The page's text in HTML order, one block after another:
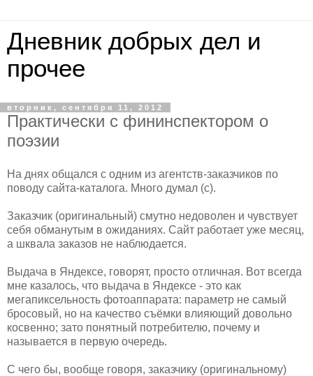
Дневник добрых дел и
прочее
вторник, сентября 11, 2012
Практически с фининспектором о
поэзии
На днях общался с одним из агентств-заказчиков по
поводу сайта-каталога. Много думал (с).
Заказчик (оригинальный) смутно недоволен и чувствует
себя обманутым в ожиданиях. Сайт работает уже месяц,
а шквала заказов не наблюдается.
Выдача в Яндексе, говорят, просто отличная. Вот всегда
мне казалось, что выдача в Яндексе - это как
мегапиксельность фотоаппарата: параметр не самый
бросовый, но на качество съёмки влияющий довольно
косвенно; зато понятный потребителю, почему и
называется в первую очередь.
С чего бы, вообще говоря, заказчику (оригинальному)